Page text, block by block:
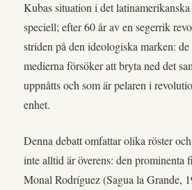
Kubas situation i det
speciell; efter 60 år av en segerrik
striden på den ideologiska marken:
medierna försöker att bryta ned det
uppnåtts och som är pelaren i
enhet.
Denna debatt omfattar olika röster
inte alltid är överens: den prominenta
Monal Rodríguez (Sagua la Grande,